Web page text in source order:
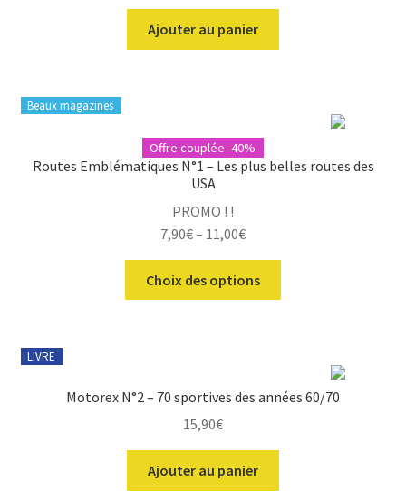
Ajouter au panier
Beaux magazines
Offre couplée -40%
Routes Emblématiques N°1 – Les plus belles routes des
USA
PROMO ! !
7,90€– 11,00€
Choix des options
options
LIVRE
Motorex N°2 – 70 sportives des années 60/70
15,90€
Ajouter au panier